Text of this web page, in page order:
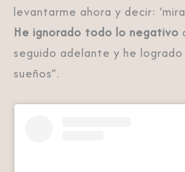
levantarme ahora y decir:
He ignorado todo lo negativo
seguido adelante y he logrado
sueños”.